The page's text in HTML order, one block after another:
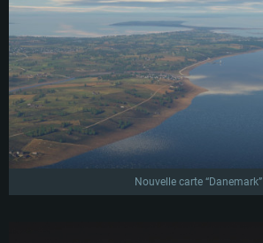
Nouvelle carte “Danemark”